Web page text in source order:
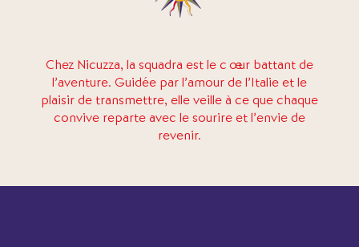
Chez Nicuzza, la squadra est le cœur battant de
l’aventure. Guidée par l’amour de l’Italie et le
plaisir de transmettre, elle veille à ce que chaque
convive reparte avec le sourire et l’envie de
revenir.